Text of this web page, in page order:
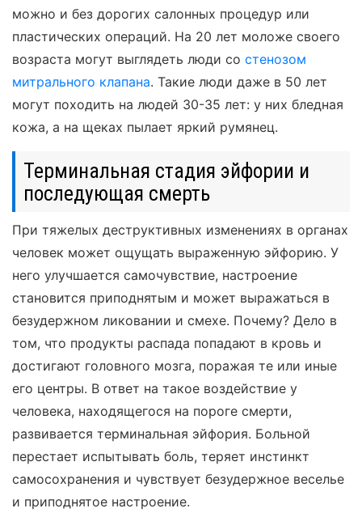
можно и без дорогих салонных процедур или
пластических операций. На 20 лет моложе своего
возраста могут выглядеть люди со стенозом
митрального клапана. Такие люди даже в 50 лет
могут походить на людей 30-35 лет: у них бледная
кожа, а на щеках пылает яркий румянец.
Терминальная стадия эйфории и
последующая смерть
При тяжелых деструктивных изменениях в органах
человек может ощущать выраженную эйфорию. У
него улучшается самочувствие, настроение
становится приподнятым и может выражаться в
безудержном ликовании и смехе. Почему? Дело в
том, что продукты распада попадают в кровь и
достигают головного мозга, поражая те или иные
его центры. В ответ на такое воздействие у
человека, находящегося на пороге смерти,
развивается терминальная эйфория. Больной
перестает испытывать боль, теряет инстинкт
самосохранения и чувствует безудержное веселье
и приподнятое настроение.